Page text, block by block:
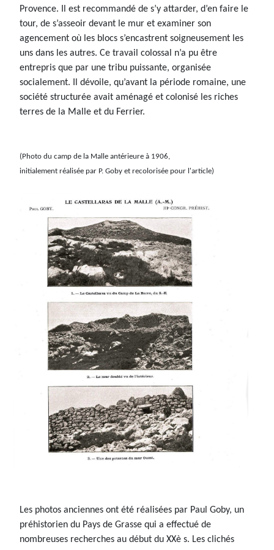
Provence. Il est recommandé de s’y attarder, d’en faire le
tour, de s’asseoir devant le mur et examiner son
agencement où les blocs s’encastrent soigneusement les
uns dans les autres. Ce travail colossal n’a pu être
entrepris que par une tribu puissante, organisée
socialement. Il dévoile, qu’avant la période romaine, une
société structurée avait aménagé et colonisé les riches
terres de la Malle et du Ferrier.
(Photo du camp de la Malle antérieure à 1906,
initialement réalisée par P. Goby et recolorisée pour l'article)
Les photos anciennes ont été réalisées par Paul Goby, un
préhistorien du Pays de Grasse qui a effectué de
nombreuses recherches au début du XXè s. Les clichés